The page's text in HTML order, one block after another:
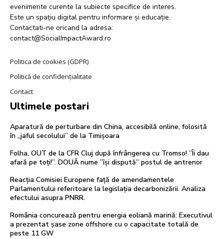
evenimente curente la subiecte specifice de interes.
Este un spațiu digital pentru informare și educație.
Contactati-ne oricand la adresa:
contact@SocialImpactAward.ro
Politica de cookies (GDPR)
Politică de confidențialitate
Contact
Ultimele postari
Aparatură de perturbare din China, accesibilă online, folosită
în „jaful secolului” de la Timișoara
Folha, OUT de la CFR Cluj după înfrângerea cu Tromso! ”Îi dau
afară pe toți!”. DOUĂ nume ”își dispută” postul de antrenor
Reacția Comisiei Europene față de amendamentele
Parlamentului referitoare la legislația decarbonizării. Analiza
efectului asupra PNRR.
România concurează pentru energia eoliană marină: Executivul
a prezentat șase zone offshore cu o capacitate totală de
peste 11 GW